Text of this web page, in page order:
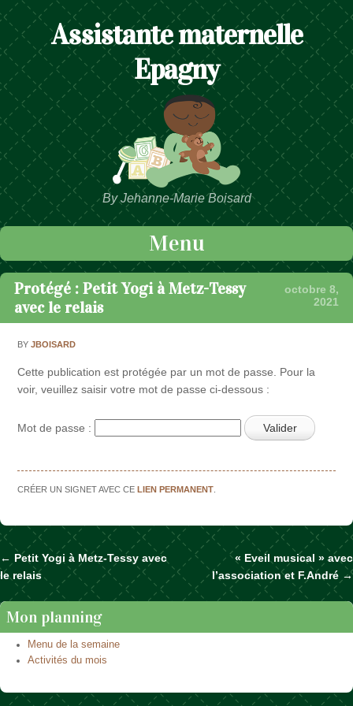
Assistante maternelle
Epagny
By Jehanne-Marie Boisard
Menu
Passer au contenu
Protégé : Petit Yogi à Metz-Tessy
avec le relais
octobre 8,
2021
BYJBOISARD
Cette publication est protégée par un mot de passe. Pour la
voir, veuillez saisir votre mot de passe ci-dessous :
Mot de passe :
CRÉER UN SIGNET AVEC CELIEN PERMANENT
Naviguer dans les articles
← Petit Yogi à Metz-Tessy avec
le relais
« Eveil musical » avec
l’association et F.André →
Mon planning
Menu de la semaine
Activités du mois